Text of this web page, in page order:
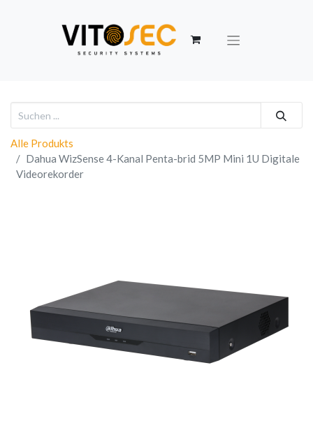
Alle Produkts
Dahua WizSense 4-Kanal Penta-brid 5MP Mini 1U Digitale
Videorekorder